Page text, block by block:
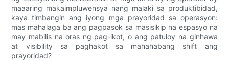
maaaring makaimpluwensya nang malaki sa produktibidad,
kaya timbangin ang iyong mga prayoridad sa operasyon:
mas mahalaga ba ang pagpasok sa masisikip na espasyo na
may mabilis na oras ng pag-ikot, o ang patuloy na ginhawa
at visibility sa paghakot sa mahahabang shift ang
prayoridad?